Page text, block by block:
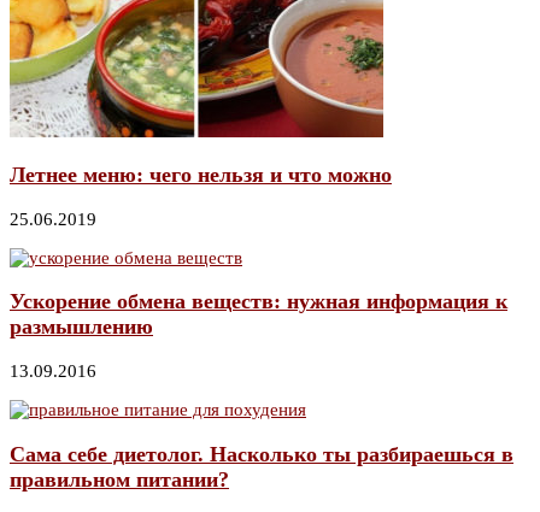
Летнее меню: чего нельзя и что можно
25.06.2019
Ускорение обмена веществ: нужная информация к
размышлению
13.09.2016
Сама себе диетолог. Насколько ты разбираешься в
правильном питании?